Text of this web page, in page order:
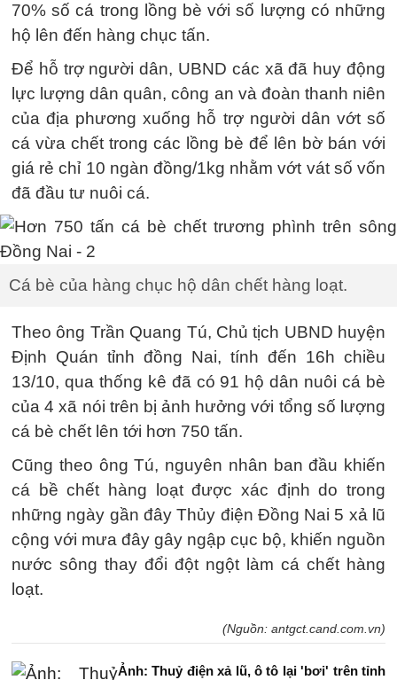
70% số cá trong lồng bè với số lượng có những
hộ lên đến hàng chục tấn.
Để hỗ trợ người dân, UBND các xã đã huy động
lực lượng dân quân, công an và đoàn thanh niên
của địa phương xuống hỗ trợ người dân vớt số
cá vừa chết trong các lồng bè để lên bờ bán với
giá rẻ chỉ 10 ngàn đồng/1kg nhằm vớt vát số vốn
đã đầu tư nuôi cá.
Cá bè của hàng chục hộ dân chết hàng loạt.
Theo ông Trần Quang Tú, Chủ tịch UBND huyện
Định Quán tỉnh đồng Nai, tính đến 16h chiều
13/10, qua thống kê đã có 91 hộ dân nuôi cá bè
của 4 xã nói trên bị ảnh hưởng với tổng số lượng
cá bè chết lên tới hơn 750 tấn.
Cũng theo ông Tú, nguyên nhân ban đầu khiến
cá bề chết hàng loạt được xác định do trong
những ngày gần đây Thủy điện Đồng Nai 5 xả lũ
cộng với mưa đây gây ngập cục bộ, khiến nguồn
nước sông thay đổi đột ngột làm cá chết hàng
loạt.
(Nguồn: antgct.cand.com.vn)
Ảnh: Thuỷ điện xả lũ, ô tô lại 'bơi' trên tỉnh